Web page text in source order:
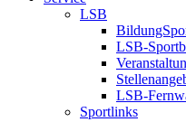
LSB
LSB-
LSB-
Sportlinks